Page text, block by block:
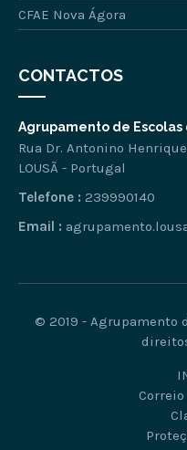
CFAE Nova Ágora
CONTACTOS
Agrupamento de Escolas
Rua Dr. Antonino
LOUSÃ - Portugal
Telefone : 239990140
Email :
© 2019 - Agrupamento